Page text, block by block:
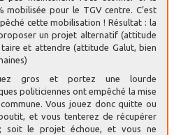
mobilisée pour le TGV centre. C’est
cette mobilisation ! Résultat : la
un projet alternatif (attitude
et attendre (attitude Galut, bien
gros et portez une lourde
politiciennes ont empêché la mise
Vous jouez donc quitte ou
et vous tenterez de récupérer
soit le projet échoue, et vous ne